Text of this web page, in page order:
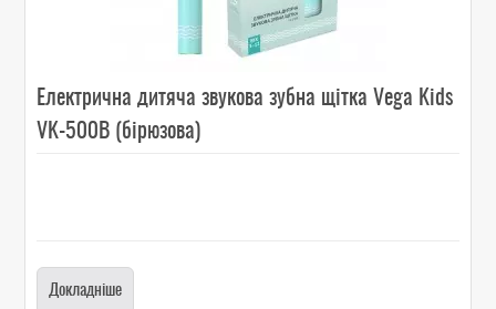
Електрична дитяча звукова зубна щітка Vega Kids
VK-500B (бірюзова)
Докладніше